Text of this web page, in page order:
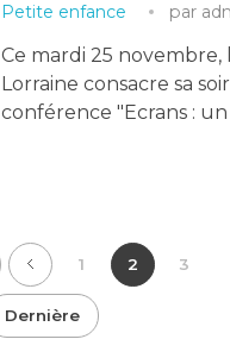
Petite enfance
par
Ce mardi 25 novembre,
Lorraine consacre sa
conférence "Ecrans : un
1 2 3
Dernière